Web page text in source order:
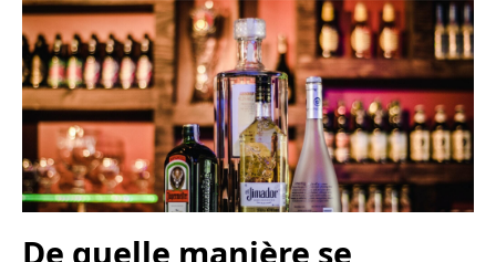
De quelle manière se